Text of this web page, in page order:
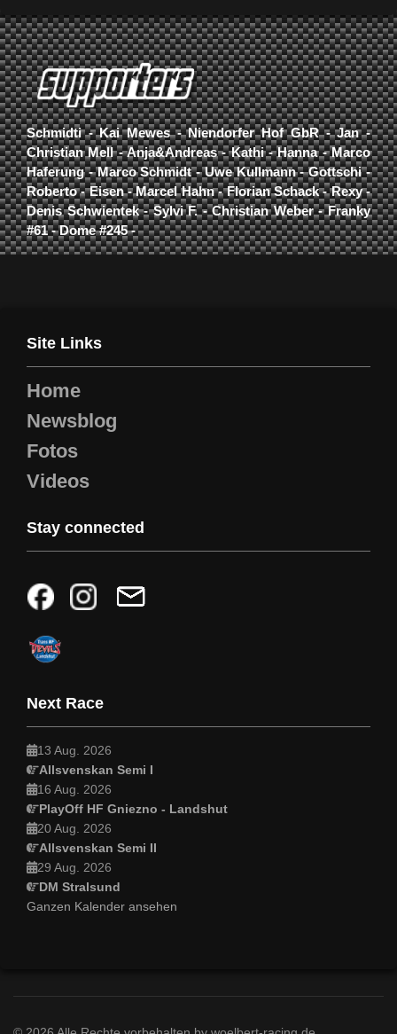
Schmidti - Kai Mewes - Niendorfer Hof GbR - Jan -
Christian Mell - Anja&Andreas - Kathi - Hanna - Marco
Haferung - Marco Schmidt - Uwe Kullmann - Gottschi -
Roberto - Eisen - Marcel Hahn - Florian Schack - Rexy -
Denis Schwientek - Sylvi F. - Christian Weber - Franky
#61 - Dome #245 -
Site Links
Home
Newsblog
Fotos
Videos
Stay connected
Next Race
13 Aug. 2026
Allsvenskan Semi I
16 Aug. 2026
PlayOff HF Gniezno - Landshut
20 Aug. 2026
Allsvenskan Semi II
29 Aug. 2026
DM Stralsund
Ganzen Kalender ansehen